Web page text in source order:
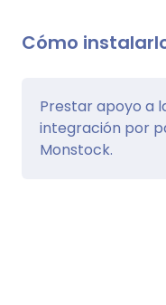
Cómo
Prestar apoyo a
integración por
Monstock.